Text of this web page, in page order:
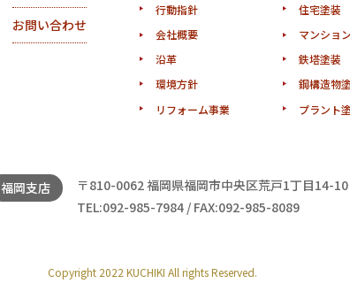
お問い合わせ
行動指針
会社概要
沿革
環境方針
リフォーム事業
住宅塗装
マンショ
鉄塔塗装
鋼構造物
プラント
福岡支店
〒810-0062 福岡県福岡市中央区荒戸1丁目14-10
TEL:092-985-7984 / FAX:092-985-8089
Copyright 2022 KUCHIKI All rights Reserved.